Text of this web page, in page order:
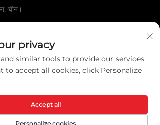
चीन।
गोपनीयता नीति
privacy
similar tools to provide our services.
to accept all cookies, click Personalize
Accept all